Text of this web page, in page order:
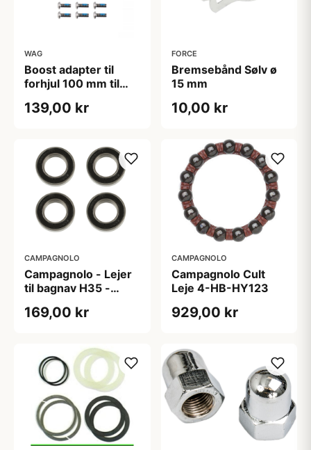
WAG
Boost adapter til
forhjul 100 mm til
139,00 kr
FORCE
Bremsebånd Sølv ø
15 mm
10,00 kr
CAMPAGNOLO
Campagnolo - Lejer
til bagnav H35 -
169,00 kr
CAMPAGNOLO
Campagnolo Cult
Leje 4-HB-HY123
929,00 kr